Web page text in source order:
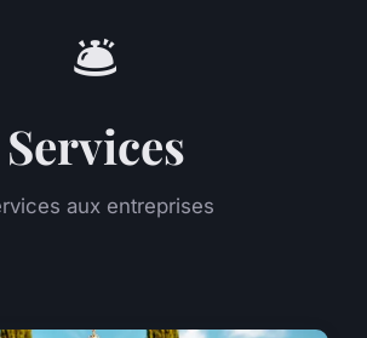
🛎️
Services
aux entreprises